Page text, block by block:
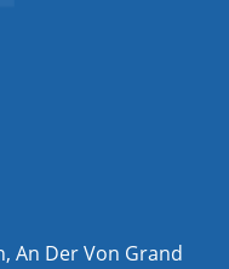
An Der Von Grand